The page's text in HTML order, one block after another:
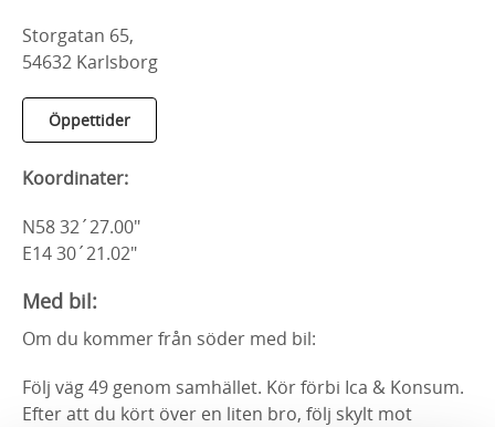
Storgatan 65,
54632 Karlsborg
Öppettider
Koordinater:
N58 32´27.00"
E14 30´21.02"
Med bil:
Om du kommer från söder med bil:
Följ väg 49 genom samhället. Kör förbi Ica & Konsum.
Efter att du kört över en liten bro, följ skylt mot